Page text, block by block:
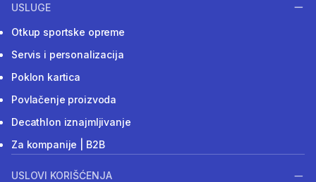
USLUGE
Otkup sportske opreme
Servis i personalizacija
Poklon kartica
Povlačenje proizvoda
Decathlon iznajmljivanje
Za kompanije | B2B
USLOVI KORIŠĆENJA